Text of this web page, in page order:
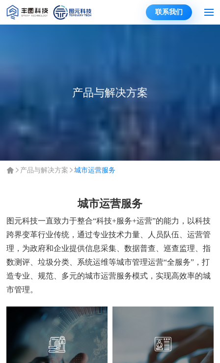
联系我们
产品与解决方案
产品与解决方案 城市运营服务
城市运营服务
图元科技一直致力于整合“科技+服务+运营”的能力，以科技
跨界变革行业传统，通过专业技术力量、人员队伍、运营管
理，为政府和企业提供信息采集、数据普查、巡查监理、指
数测评、垃圾分类、系统运维等城市管理运营“全服务”，打
造专业、规范、多元的城市运营服务模式，实现高效率的城